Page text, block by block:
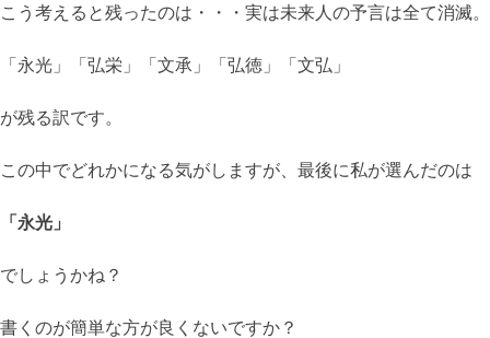
こう考えると残ったのは・・・実は未来人の予言は全て消滅。
「永光」「弘栄」「文承」「弘徳」「文弘」
が残る訳です。
この中でどれかになる気がしますが、最後に私が選んだのは
「永光」
でしょうかね？
書くのが簡単な方が良くないですか？